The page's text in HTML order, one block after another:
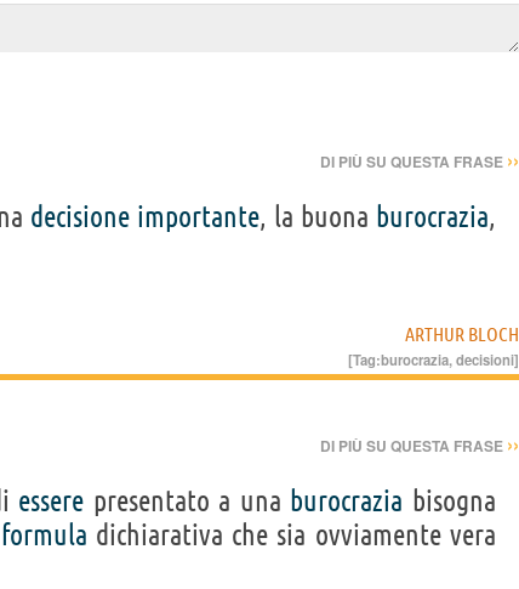
DI PIÙ SU QUESTA FRASE ››
decisione importante, la buona burocrazia,
ARTHUR BLOCH
[Tag:burocrazia,decisioni]
DI PIÙ SU QUESTA FRASE ››
essere presentato a una burocrazia bisogna
formula dichiarativa che sia ovviamente vera